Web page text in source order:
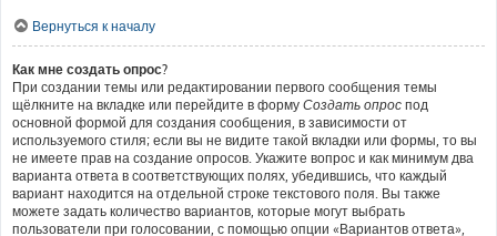
Вернуться к началу
Как мне создать опрос?
При создании темы или редактировании первого сообщения темы
щёлкните на вкладке или перейдите в форму Создать опрос под
основной формой для создания сообщения, в зависимости от
используемого стиля; если вы не видите такой вкладки или формы, то вы
не имеете прав на создание опросов. Укажите вопрос и как минимум два
варианта ответа в соответствующих полях, убедившись, что каждый
вариант находится на отдельной строке текстового поля. Вы также
можете задать количество вариантов, которые могут выбрать
пользователи при голосовании, с помощью опции «Вариантов ответа»,